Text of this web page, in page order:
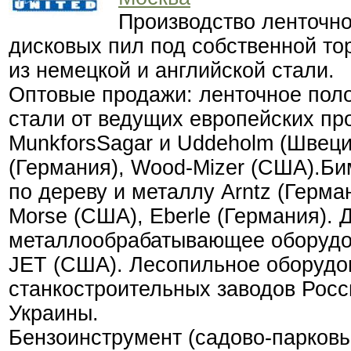
Производство
дисковых пил под собственной
из немецкой и английской стали.
Оптовые продажи: ленточное
стали от ведущих европейских
MunkforsSagar и Uddeholm
(Германия), Wood-Mizer
по дереву и металлу Arntz
Morse (США), Eberle (Германия).
металлообрабатывающее
JET (США). Лесопильное
станкостроительных заводов
Украины.
Бензоинструмент (садово-